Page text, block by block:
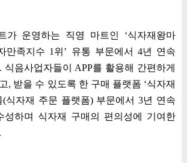
가 운영하는 직영 마트인 ‘식자재왕마
만족지수 1 위 ’ 유통 부문에서 4년 연속
식음사업자들이 APP를 활용해 간편하게
, 받을 수 있도록 한 구매 플랫폼 ‘식자재
(식자재 주문 플랫폼) 부문에서3년 연속
성하며 식자재 구매의 편의성에 기여한